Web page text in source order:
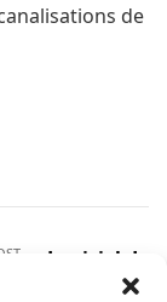
de
Logiciel de
recherche